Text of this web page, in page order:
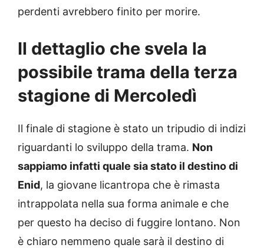
perdenti avrebbero finito per morire.
Il dettaglio che svela la
possibile trama della terza
stagione di Mercoledì
Il finale di stagione è stato un tripudio di indizi
riguardanti lo sviluppo della trama. Non
sappiamo infatti quale sia stato il destino di
Enid, la giovane licantropa che è rimasta
intrappolata nella sua forma animale e che
per questo ha deciso di fuggire lontano. Non
è chiaro nemmeno quale sarà il destino di